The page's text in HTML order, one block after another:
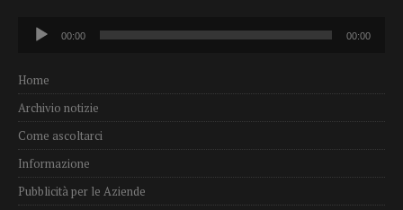
Audio
Player
00:00 00:00
Home
Archivio notizie
Come ascoltarci
Informazione
Pubblicità per le Aziende